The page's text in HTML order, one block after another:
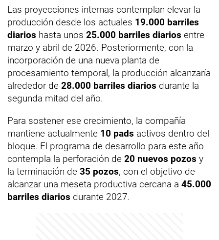
Las proyecciones internas contemplan elevar la
producción desde los actuales 19.000 barriles
diarios hasta unos 25.000 barriles diarios entre
marzo y abril de 2026. Posteriormente, con la
incorporación de una nueva planta de
procesamiento temporal, la producción alcanzaría
alrededor de 28.000 barriles diarios durante la
segunda mitad del año.
Para sostener ese crecimiento, la compañía
mantiene actualmente 10 pads activos dentro del
bloque. El programa de desarrollo para este año
contempla la perforación de 20 nuevos pozos y
la terminación de 35 pozos, con el objetivo de
alcanzar una meseta productiva cercana a 45.000
barriles diarios durante 2027.